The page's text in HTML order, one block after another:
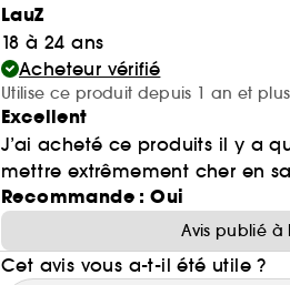
LauZ
18 à 24 ans
Acheteur vérifié
Utilise ce produit depuis 1 an et plus
Excellent
J’ai acheté ce produits il y a
mettre extrêmement cher en
Recommande : Oui
Avis publié à
Cet avis vous a-t-il été utile ?